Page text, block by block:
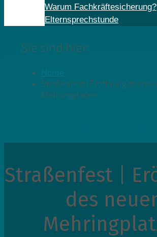
Warum Fachkräftesicherung?
Elternsprechstunde
Sie sind hier:
Home
Straßenfest | Eröffnung des
Mehringplatzes
Straßenfest |
des